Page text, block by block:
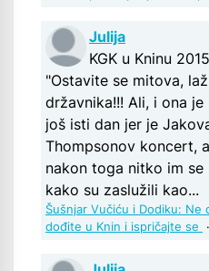
Julija
KGK u Kninu
"Ostavite se mitova,
državnika!!! Ali, i ona
još isti dan jer je
Thompsonov koncert,
nakon toga nitko im
kako su zaslužili kao...
Šušnjar Vučiću i Dodiku: Ne
dođite u Knin i ispričajte se